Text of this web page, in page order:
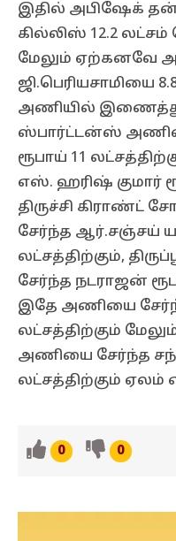
இதில் அபிஷேக்
கில்லிஸ் 12.2 லட்சம்
மேலும் ஏற்கனவே
ஜி.பெரியசாமியை
அணியில்
ஸ்பார்ட்டன்ஸ்
ரூபாய் 11
எஸ். ஹரிஷ் குமார்
திருச்சி
சேர்ந்த ஆர்.சஞ்சய்
லட்சத்திற்கும்,
சேர்ந்த நடராஜன்
இதே அணியை
லட்சத்திற்கும்
அணியை சேர்ந்த
லட்சத்திற்கும் ஏலம்
0 0